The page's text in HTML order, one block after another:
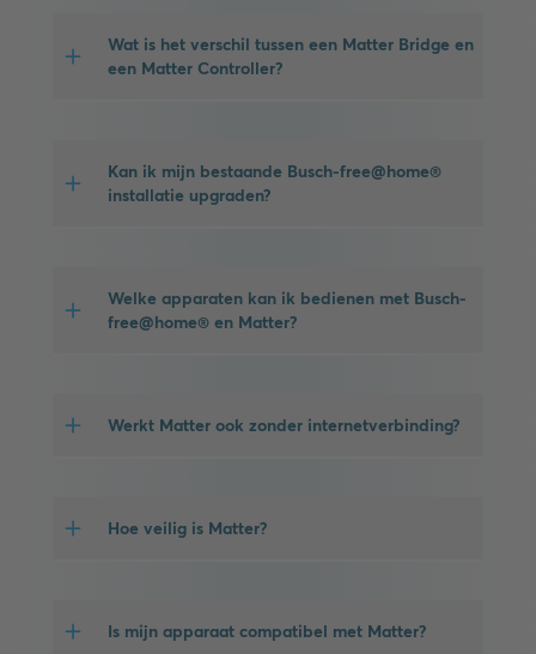
Wat is het verschil tussen een Matter Bridge en
een Matter Controller?
Kan ik mijn bestaande Busch-free@home®
installatie upgraden?
Welke apparaten kan ik bedienen met Busch-
free@home® en Matter?
Werkt Matter ook zonder internetverbinding?
Hoe veilig is Matter?
Is mijn apparaat compatibel met Matter?